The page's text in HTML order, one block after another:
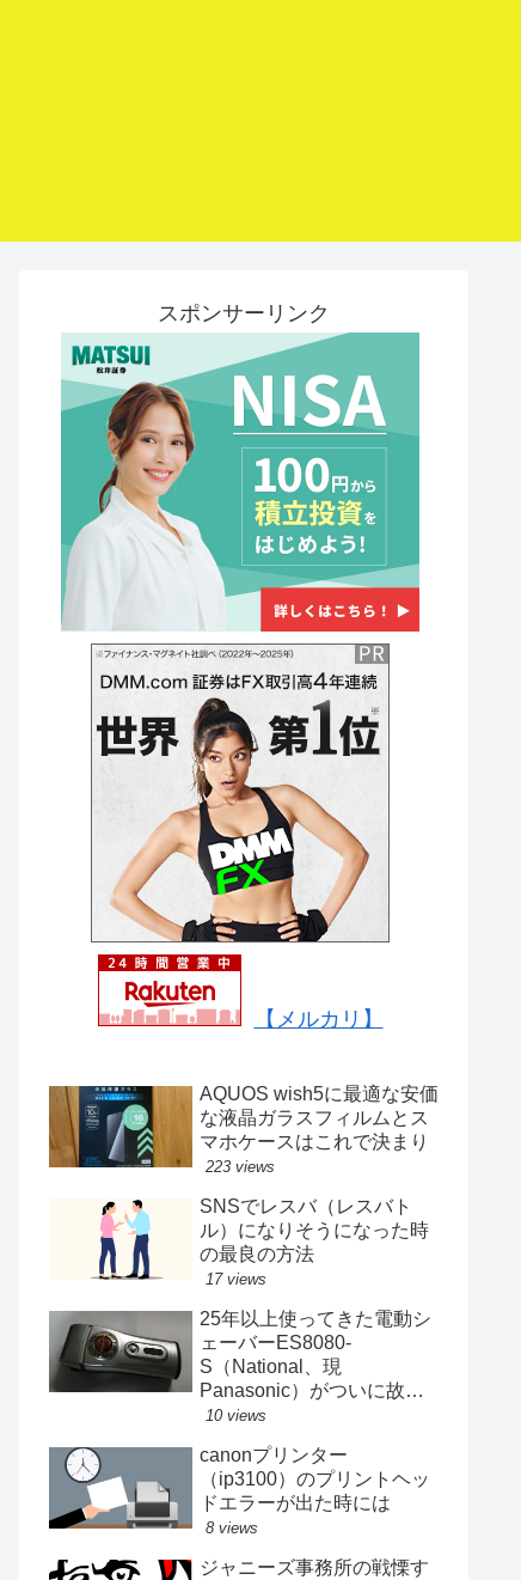
スポンサーリンク
【メルカリ】
AQUOS wish5に最適な安価
な液晶ガラスフィルムとス
マホケースはこれで決まり
223 views
SNSでレスバ（レスバト
ル）になりそうになった時
の最良の方法
17 views
25年以上使ってきた電動シ
ェーバーES8080-
S（National、現
Panasonic）がついに故障
する
10 views
canonプリンター
（ip3100）のプリントヘッ
ドエラーが出た時には
8 views
ジャニーズ事務所の戦慄す